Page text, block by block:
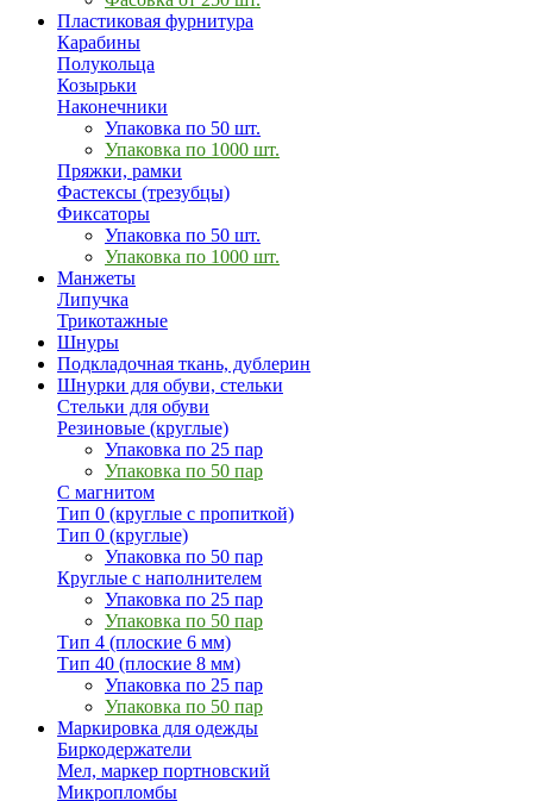
Пластиковая фурнитура
Карабины
Полукольца
Козырьки
Наконечники
Упаковка по 50 шт.
Упаковка по 1000 шт.
Пряжки, рамки
Фастексы (трезубцы)
Фиксаторы
Упаковка по 50 шт.
Упаковка по 1000 шт.
Манжеты
Липучка
Трикотажные
Шнуры
Подкладочная ткань, дублерин
Шнурки для обуви, стельки
Стельки для обуви
Резиновые (круглые)
Упаковка по 25 пар
Упаковка по 50 пар
С магнитом
Тип 0 (круглые с пропиткой)
Тип 0 (круглые)
Упаковка по 50 пар
Круглые с наполнителем
Упаковка по 25 пар
Упаковка по 50 пар
Тип 4 (плоские 6 мм)
Тип 40 (плоские 8 мм)
Упаковка по 25 пар
Упаковка по 50 пар
Маркировка для одежды
Биркодержатели
Мел, маркер портновский
Микропломбы